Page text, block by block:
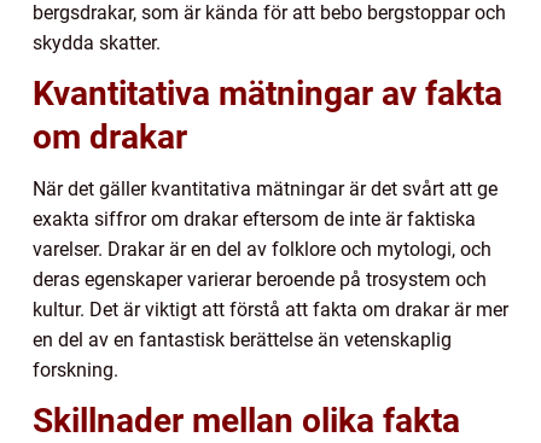
bergsdrakar, som är kända för att bebo bergstoppar och
skydda skatter.
Kvantitativa mätningar av fakta
om drakar
När det gäller kvantitativa mätningar är det svårt att ge
exakta siffror om drakar eftersom de inte är faktiska
varelser. Drakar är en del av folklore och mytologi, och
deras egenskaper varierar beroende på trosystem och
kultur. Det är viktigt att förstå att fakta om drakar är mer
en del av en fantastisk berättelse än vetenskaplig
forskning.
Skillnader mellan olika fakta